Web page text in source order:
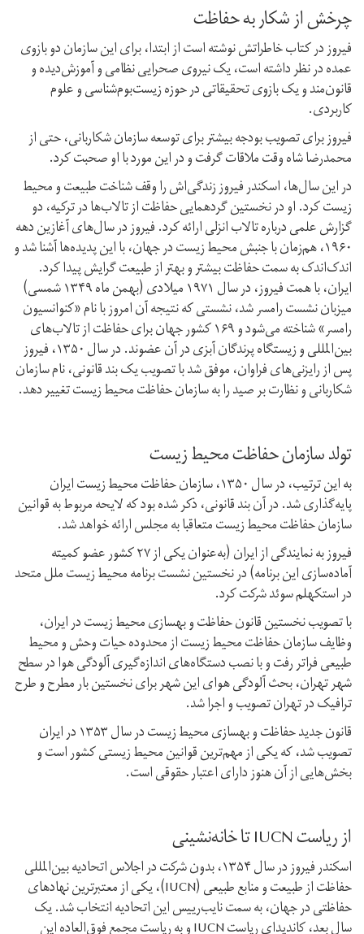
چرخش از شکار به حفاظت
فیروز در کتاب خاطراتش نوشته است از ابتدا، برای این سازمان دو بازوی
عمده در نظر داشته است، یک نیروی صحرایی نظامی و آموزش‌دیده و
قانون‌مند و یک بازوی تحقیقاتی در حوزه زیست‌بوم‌شناسی و علوم
کاربردی.
فیروز برای تصویب بودجه بیشتر برای توسعه سازمان شکاربانی، حتی از
محمدرضا شاه وقت ملاقات گرفت و در این مورد با او صحبت کرد.
در این سال‌ها، اسکندر فیروز زندگی‌اش را وقف شناخت طبیعت و محیط
زیست کرد. او در نخستین گردهمایی حفاظت از تالاب‌ها در ترکیه، دو
گزارش علمی درباره تالاب انزلی ارائه کرد. فیروز در سال‌های آغازین دهه
۱۹۶۰، هم‌زمان با جنبش محیط‌ زیست در جهان، با این پدیده‌ها آشنا شد و
اندک‌اندک به سمت حفاظت بیشتر و بهتر از طبیعت گرایش پیدا کرد.
ایران، با همت فیروز، در سال ۱۹۷۱ میلادی (بهمن ماه ۱۳۴۹ شمسی)
میزبان نشست رامسر شد، نشستی که نتیجه آن امروز با نام «کنوانسیون
رامسر» شناخته می‌شود و ۱۶۹ کشور جهان برای حفاظت از تالاب‌های
بین‌المللی و زیستگاه پرندگان آبزی در آن عضوند. در سال ۱۳۵۰، فیروز
پس از رایزنی‌های فراوان، موفق شد با تصویب یک بند قانونی، نام سازمان
شکاربانی و نظارت بر صید را به سازمان حفاظت محیط زیست تغییر دهد.
تولد سازمان حفاظت محیط‌ زیست
به این ترتیب، در سال ۱۳۵۰، سازمان حفاظت محیط‌ زیست ایران
پایه‌گذاری شد. در آن بند قانونی، ذکر شده بود که لایحه مربوط به قوانین
سازمان حفاظت محیط‌ زیست متعاقبا به مجلس ارائه خواهد شد.
فیروز به‌ نمایندگی از ایران (‌به‌عنوان یکی از ۲۷ کشور عضو کمیته
آماده‌سازی این برنامه) در نخستین نشست برنامه محیط‌ زیست ملل متحد
در استکهلم سوئد شرکت کرد.
با تصویب نخستین قانون حفاظت و بهسازی محیط‌ زیست در ایران،
وظایف سازمان حفاظت محیط‌ زیست از محدوده حیات وحش و محیط‌
طبیعی فراتر رفت و با نصب دستگاه‌های اندازه‌گیری آلودگی هوا در سطح
شهر تهران، بحث آلودگی هوای این شهر برای نخستین بار مطرح و طرح
ترافیک در تهران تصویب و اجرا شد.
قانون جدید حفاظت و بهسازی محیط‌ زیست در سال ۱۳۵۳ در ایران
تصویب شد، که یکی از مهم‌ترین قوانین محیط‌ زیستی کشور است و
بخش‌هایی از آن هنوز دارای اعتبار حقوقی است.
از ریاست IUCN تا خانه‌نشینی
اسکندر فیروز در سال ۱۳۵۴، بدون شرکت در اجلاس اتحادیه بین‌المللی
حفاظت از طبیعت و منابع طبیعی (IUCN)، یکی از معتبرترین نهادهای
حفاظتی در جهان، به سمت نایب‌رییس این اتحادیه انتخاب شد. یک